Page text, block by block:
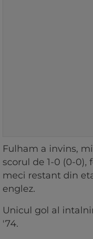
Fulham a invins,
scorul de 1-0 (0-
meci restant din
englez.
Unicul gol al
'74.